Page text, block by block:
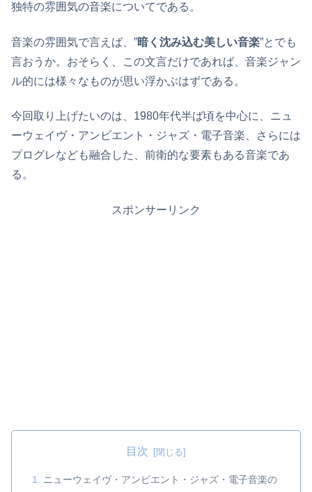
独特の雰囲気の音楽についてである。
音楽の雰囲気で言えば、”暗く沈み込む美しい音楽”とでも
言おうか。おそらく、この文言だけであれば、音楽ジャン
ル的には様々なものが思い浮かぶはずである。
今回取り上げたいのは、1980年代半ば頃を中心に、ニュ
ーウェイヴ・アンビエント・ジャズ・電子音楽、さらには
プログレなども融合した、前衛的な要素もある音楽であ
る。
スポンサーリンク
目次
ニューウェイヴ・アンビエント・ジャズ・電子音楽の